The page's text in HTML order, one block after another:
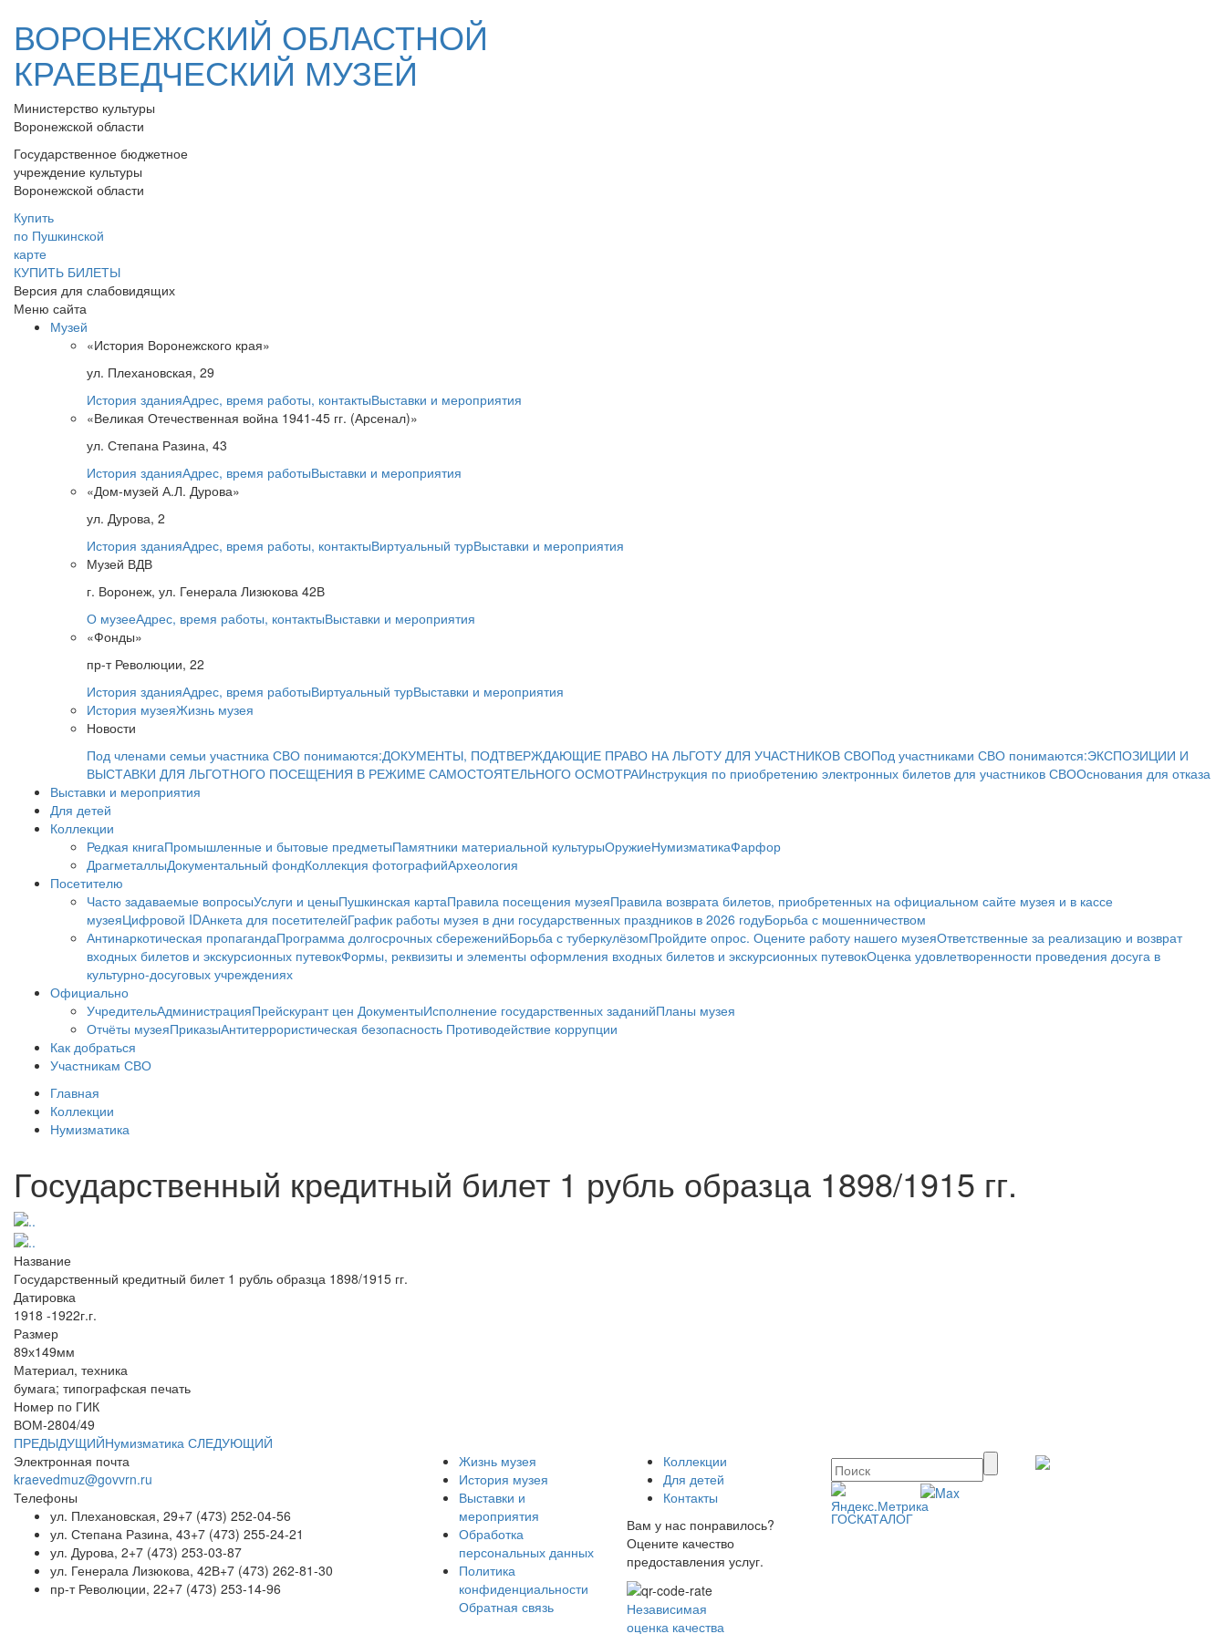
ВОРОНЕЖСКИЙ ОБЛАСТНОЙ
КРАЕВЕДЧЕСКИЙ МУЗЕЙ
Министерство культуры
Воронежской области
Государственное бюджетное
учреждение культуры
Воронежской области
Купить
по Пушкинской
карте
КУПИТЬ БИЛЕТЫ
Версия для слабовидящих
Меню сайта
Музей
«История Воронежского края»
ул. Плехановская, 29
История зданияАдрес, время работы, контактыВыставки и мероприятия
«Великая Отечественная война 1941-45 гг. (Арсенал)»
ул. Степана Разина, 43
История зданияАдрес, время работыВыставки и мероприятия
«Дом-музей А.Л. Дурова»
ул. Дурова, 2
История зданияАдрес, время работы, контактыВиртуальный турВыставки и мероприятия
Музей ВДВ
г. Воронеж, ул. Генерала Лизюкова 42В
О музееАдрес, время работы, контактыВыставки и мероприятия
«Фонды»
пр-т Революции, 22
История зданияАдрес, время работыВиртуальный турВыставки и мероприятия
История музеяЖизнь музея
Новости
Под членами семьи участника СВО понимаются:ДОКУМЕНТЫ, ПОДТВЕРЖДАЮЩИЕ ПРАВО НА ЛЬГОТУ ДЛЯ УЧАСТНИКОВ СВОПод участниками СВО понимаются:ЭКСПОЗИЦИИ И
ВЫСТАВКИ ДЛЯ ЛЬГОТНОГО ПОСЕЩЕНИЯ В РЕЖИМЕ САМОСТОЯТЕЛЬНОГО ОСМОТРАИнструкция по приобретению электронных билетов для участников СВООснования для отказа
Выставки и мероприятия
Для детей
Коллекции
Редкая книгаПромышленные и бытовые предметыПамятники материальной культурыОружиеНумизматикаФарфор
ДрагметаллыДокументальный фондКоллекция фотографийАрхеология
Посетителю
Часто задаваемые вопросыУслуги и ценыПушкинская картаПравила посещения музеяПравила возврата билетов, приобретенных на официальном сайте музея и в кассе
музеяЦифровой IDАнкета для посетителейГрафик работы музея в дни государственных праздников в 2026 годуБорьба с мошенничеством
Антинаркотическая пропагандаПрограмма долгосрочных сбереженийБорьба с туберкулёзомПройдите опрос. Оцените работу нашего музеяОтветственные за реализацию и возврат
входных билетов и экскурсионных путевокФормы, реквизиты и элементы оформления входных билетов и экскурсионных путевокОценка удовлетворенности проведения досуга в
культурно-досуговых учреждениях
Официально
УчредительАдминистрацияПрейскурант цен ДокументыИсполнение государственных заданийПланы музея
Отчёты музеяПриказыАнтитеррористическая безопасность Противодействие коррупции
Как добраться
Участникам СВО
Главная
Коллекции
Нумизматика
Государственный кредитный билет 1 рубль образца 1898/1915 гг.
Название
Государственный кредитный билет 1 рубль образца 1898/1915 гг.
Датировка
1918 -1922г.г.
Размер
89х149мм
Материал, техника
бумага; типографская печать
Номер по ГИК
ВОМ-2804/49
ПРЕДЫДУЩИЙНумизматика СЛЕДУЮЩИЙ
Электронная почта
kraevedmuz@govvrn.ru
Телефоны
ул. Плехановская, 29+7 (473) 252-04-56
ул. Степана Разина, 43+7 (473) 255-24-21
ул. Дурова, 2+7 (473) 253-03-87
ул. Генерала Лизюкова, 42В+7 (473) 262-81-30
пр-т Революции, 22+7 (473) 253-14-96
Жизнь музея
История музея
Выставки и
мероприятия
Обработка
персональных данных
Политика
конфиденциальности
Обратная связь
Коллекции
Для детей
Контакты
Вам у нас понравилось?
Оцените качество
предоставления услуг.
Независимая
оценка качества
ГОСКАТАЛОГ